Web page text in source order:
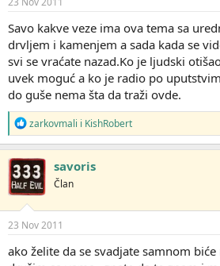
Savo kakve veze ima ova tema sa
drvljem i kamenjem a sada kada se
svi se vraćate nazad.Ko je ljudski
uvek moguć a ko je radio po
do guše nema šta da traži ovde.
R
e
a
g
o
v
a
n
j
zarkovmali i KishRobert
savoris
Član
23 Nov 2011
ako želite da se svadjate samnom